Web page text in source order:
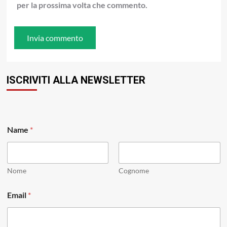
per la prossima volta che commento.
ISCRIVITI ALLA NEWSLETTER
Name *
Nome Cognome
m
a
Email *